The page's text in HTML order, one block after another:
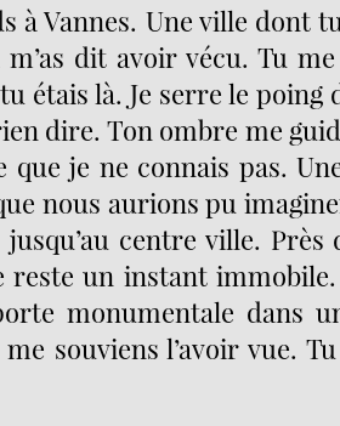
à Vannes. Une ville dont
dit avoir vécu. Tu
étais là. Je serre le poing
dire. Ton ombre me
que je ne connais pas.
nous aurions pu
jusqu’au centre ville.
reste un instant
monumentale dans
souviens l’avoir vue.